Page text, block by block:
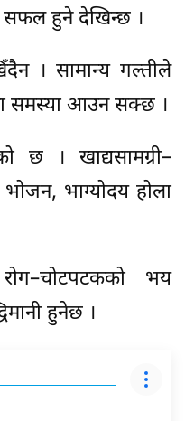
सफल हुने देखिन्छ ।
। सामान्य गल्तीले
समस्या आउन सक्छ ।
। खाद्यसामग्री–
भोजन, भाग्योदय होला
भय
हुनेछ ।